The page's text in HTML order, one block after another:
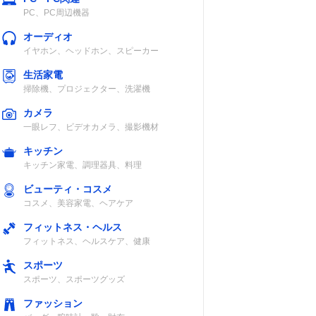
PC、PC周辺機器
オーディオ
イヤホン、ヘッドホン、スピーカー
生活家電
掃除機、プロジェクター、洗濯機
カメラ
一眼レフ、ビデオカメラ、撮影機材
キッチン
キッチン家電、調理器具、料理
ビューティ・コスメ
コスメ、美容家電、ヘアケア
フィットネス・ヘルス
フィットネス、ヘルスケア、健康
スポーツ
スポーツ、スポーツグッズ
ファッション